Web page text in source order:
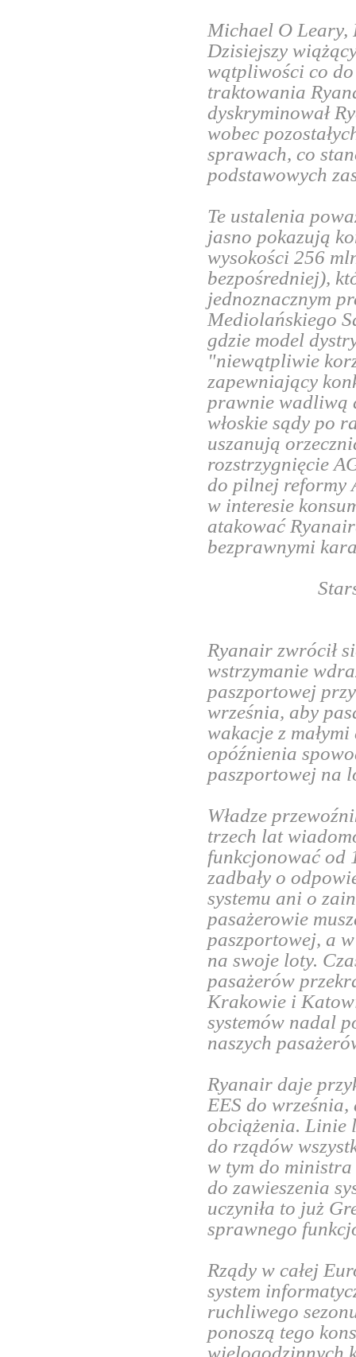
Michael O Leary,
Dzisiejszy
wątpliwości co
traktowania
dyskryminował
wobec
sprawach, co
podstawowych
Te ustalenia
jasno pokazują
wysokości 256
bezpośredniej),
jednoznacznym
Mediolańskiego
gdzie model
"niewątpliwie
zapewniający
prawnie wadliwą
włoskie sądy po
uszanują
rozstrzygnięcie
do pilnej reformy
w interesie
atakować
bezprawnymi
Ryanair zwrócił
wstrzymanie
paszportowej
września, aby
wakacje z
opóźnienia
paszportowej na
Władze
trzech lat
funkcjonować od
zadbały o
systemu ani o
pasażerowie
paszportowej, a
na swoje loty.
pasażerów
Krakowie i
systemów nadal
naszych
Ryanair daje
EES do
obciążenia. Linie
do rządów
w tym do
do zawieszenia
uczyniła to już
sprawnego
Rządy w całej
system
ruchliwego
ponoszą tego
wielogodzinnych